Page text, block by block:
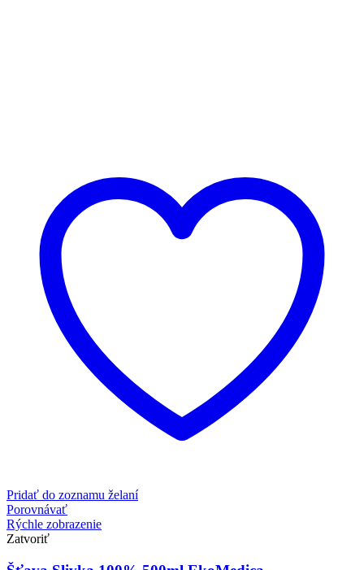
Pridať do zoznamu želaní
Porovnávať
Rýchle zobrazenie
Zatvoriť